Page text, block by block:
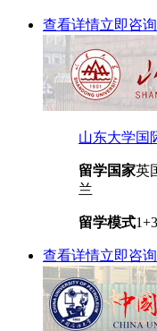
查看详情立即咨询
山东大学国
留学国家英
兰
留学模式
查看详情立即咨询